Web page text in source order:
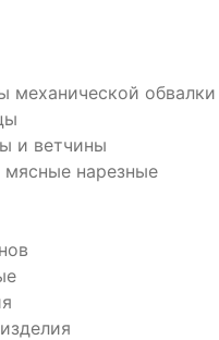
механической обвалки
и ветчины
нарезные